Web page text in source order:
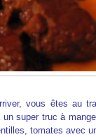
vous êtes au
super truc à
tomates avec